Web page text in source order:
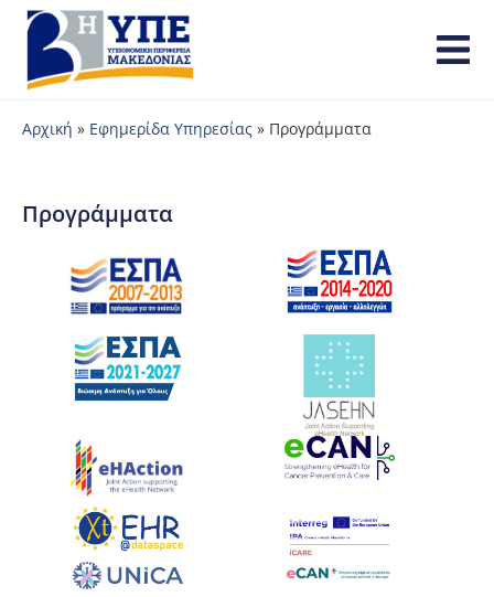
Αρχική » Εφημερίδα Υπηρεσίας » Προγράμματα
Προγράμματα